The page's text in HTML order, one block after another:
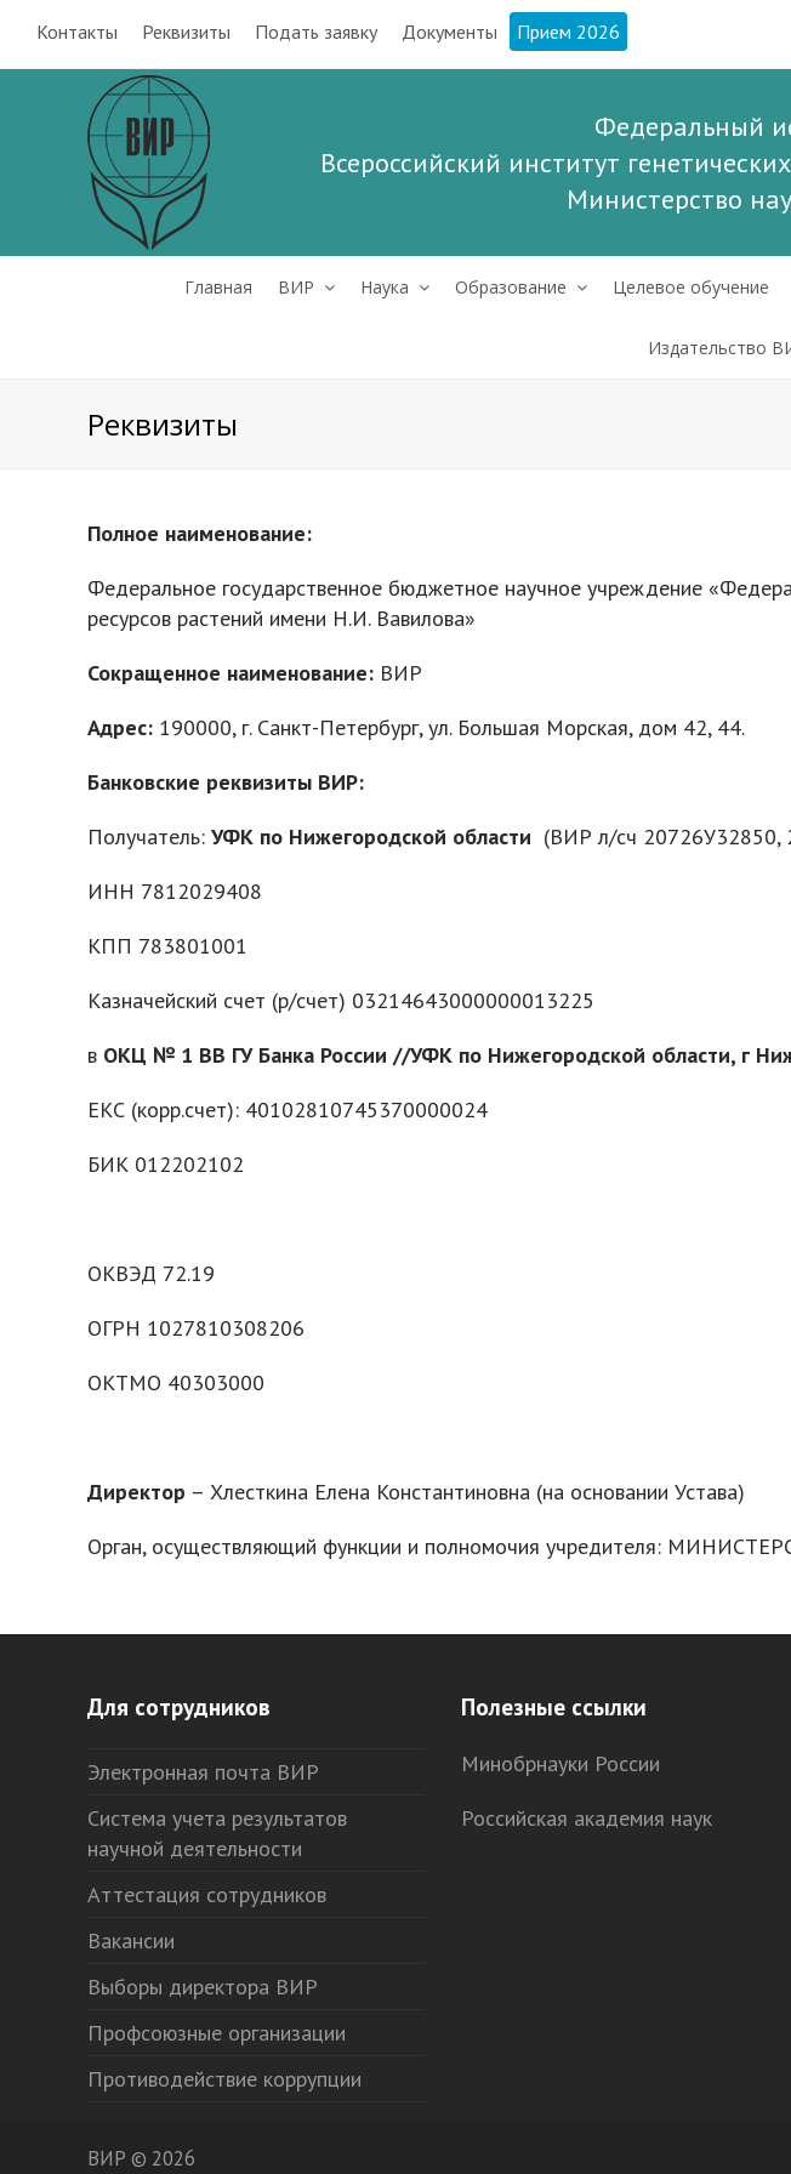
Контакты Реквизиты Подать заявку Документы Прием 2026
Федеральный
Всероссийский институт
Министерство
Главная ВИР Наука Образование Целевое обучение
Издательство
Реквизиты
Полное наименование:
Федеральное государственное бюджетное научное учреждение
ресурсов растений имени Н.И. Вавилова»
Сокращенное наименование: ВИР
Адрес: 190000, г. Санкт-Петербург, ул. Большая Морская, дом 42, 44.
Банковские реквизиты ВИР:
Получатель: УФК по Нижегородской области (ВИР л/сч 20726У32850,
ИНН 7812029408
КПП 783801001
Казначейский счет (р/счет) 03214643000000013225
в ОКЦ № 1 ВВ ГУ Банка России //УФК по Нижегородской области, г
ЕКС (корр.счет): 40102810745370000024
БИК 012202102
ОКВЭД 72.19
ОГРН 1027810308206
ОКТМО 40303000
Директор – Хлесткина Елена Константиновна (на основании Устава)
Орган, осуществляющий функции и полномочия учредителя:
Для сотрудников
Электронная почта ВИР
Система учета результатов
научной деятельности
Аттестация сотрудников
Вакансии
Выборы директора ВИР
Профсоюзные организации
Противодействие коррупции
Полезные ссылки
Минобрнауки России
Российская академия наук
ВИР © 2026